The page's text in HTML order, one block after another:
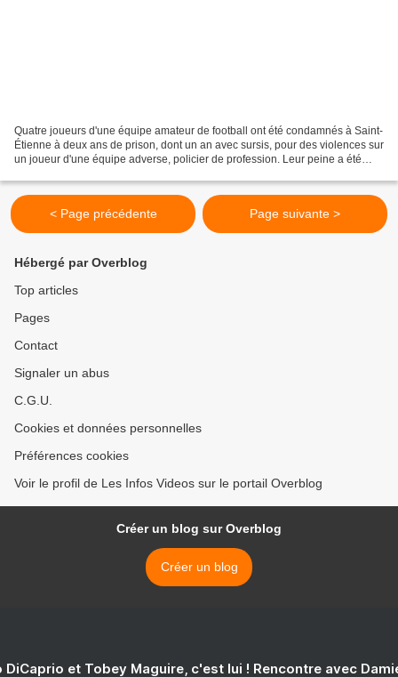
Quatre joueurs d'une équipe amateur de football ont été condamnés à Saint-
Étienne à deux ans de prison, dont un an avec sursis, pour des violences sur
un joueur d'une équipe adverse, policier de profession. Leur peine a été
< Page précédente Page suivante >
Hébergé par Overblog
Top articles
Pages
Contact
Signaler un abus
C.G.U.
Cookies et données personnelles
Préférences cookies
Voir le profil de Les Infos Videos sur le portail Overblog
Créer un blog sur Overblog
Créer un blog
DiCaprio et Tobey Maguire, c'est lui ! Rencontre avec